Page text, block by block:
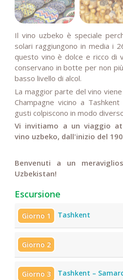
Il vino uzbeko è speciale
solari raggiungono in media i
questo vino è dolce e ricco di
conservano in botte per non
basso livello di alcol.
La maggior parte del vino
Champagne vicino a
gusti colpiscono in modo
Vi invitiamo a un viaggio
vino uzbeko, dall'inizio del
Benvenuti a un
Uzbekistan!
Escursione
Giorno 1 Tashkent
Giorno 2
Giorno 3 Tashkent –